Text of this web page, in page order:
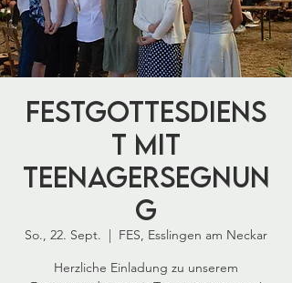
Festgottesdiens
t mit
Teenagersegnun
g
So., 22. Sept.
  |
FES, Esslingen am Neckar
Herzliche Einladung zu unserem